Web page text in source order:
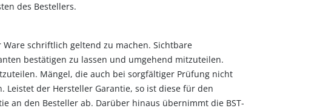
des Bestellers.
schriftlich geltend zu machen. Sichtbare
bestätigen zu lassen und umgehend mitzuteilen.
Mängel, die auch bei sorgfältiger Prüfung nicht
Leistet der Hersteller Garantie, so ist diese für den
an den Besteller ab. Darüber hinaus übernimmt die BST-